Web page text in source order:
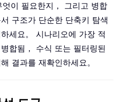
엇이 필요한지， 그리고 병합
구조가 단순한 단축키 탐색
세요。 시나리오에 가장 적
합됨， 수식 또는 필터링된
결과를 재확인하세요。